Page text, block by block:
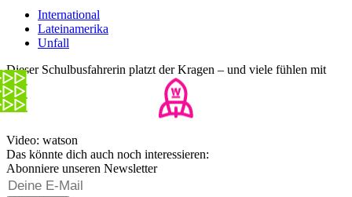
International
Lateinamerika
Unfall
Dieser Schulbusfahrerin platzt der Kragen – und viele fühlen mit
ihr
Video: watson
Das könnte dich auch noch interessieren:
Abonniere unseren Newsletter